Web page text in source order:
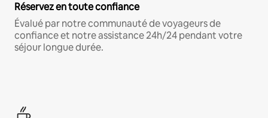
Réservez en toute confiance
Évalué par notre communauté de voyageurs de
confiance et notre assistance 24h/24 pendant votre
séjour longue durée.